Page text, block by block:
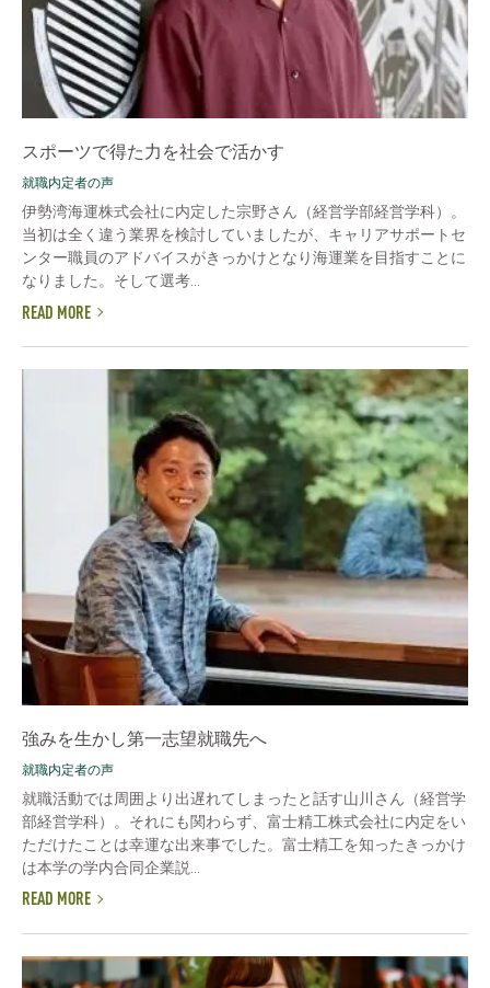
スポーツで得た力を社会で活かす
就職内定者の声
伊勢湾海運株式会社に内定した宗野さん（経営学部経営学科）。
当初は全く違う業界を検討していましたが、キャリアサポートセ
ンター職員のアドバイスがきっかけとなり海運業を目指すことに
なりました。そして選考...
READ MORE
強みを生かし第一志望就職先へ
就職内定者の声
就職活動では周囲より出遅れてしまったと話す山川さん（経営学
部経営学科）。それにも関わらず、富士精工株式会社に内定をい
ただけたことは幸運な出来事でした。富士精工を知ったきっかけ
は本学の学内合同企業説...
READ MORE